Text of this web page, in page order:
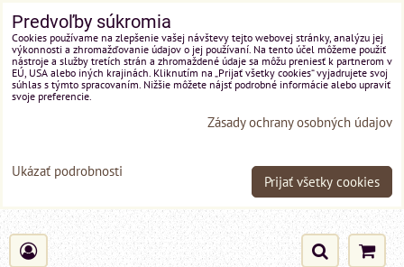
Predvoľby súkromia
Cookies používame na zlepšenie vašej návštevy tejto webovej stránky, analýzu jej
výkonnosti a zhromažďovanie údajov o jej používaní. Na tento účel môžeme použiť
nástroje a služby tretích strán a zhromaždené údaje sa môžu preniesť k partnerom v
EÚ, USA alebo iných krajinách. Kliknutím na „Prijať všetky cookies“ vyjadrujete svoj
súhlas s týmto spracovaním. Nižšie môžete nájsť podrobné informácie alebo upraviť
svoje preferencie.
Zásady ochrany osobných údajov
Ukázať podrobnosti
Prijať všetky cookies